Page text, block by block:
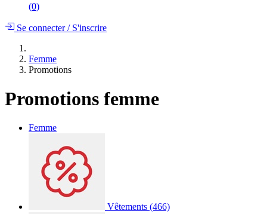
(0)
Se connecter/S'inscrire
Femme
Promotions
Promotions femme
Femme
Vêtements (466)